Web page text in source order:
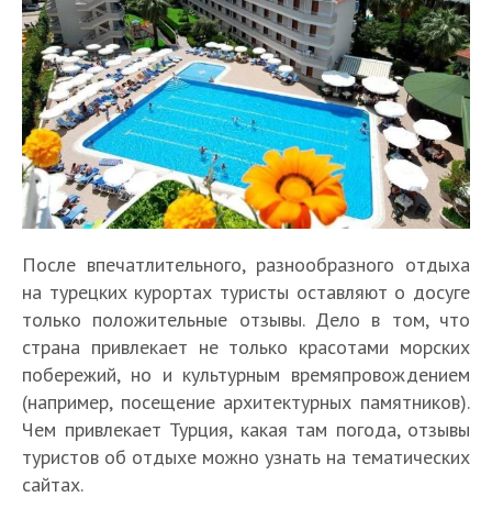
После впечатлительного, разнообразного отдыха
на турецких курортах туристы оставляют о досуге
только положительные отзывы. Дело в том, что
страна привлекает не только красотами морских
побережий, но и культурным времяпровождением
(например, посещение архитектурных памятников).
Чем привлекает Турция, какая там погода, отзывы
туристов об отдыхе можно узнать на тематических
сайтах.